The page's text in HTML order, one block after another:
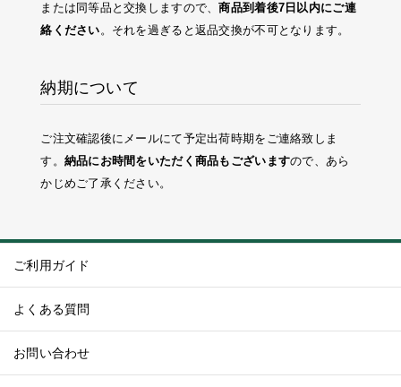
または同等品と交換しますので、商品到着後7日以内にご連
絡ください。それを過ぎると返品交換が不可となります。
納期について
ご注文確認後にメールにて予定出荷時期をご連絡致しま
す。 納品にお時間をいただく商品もございますので、あら
かじめご了承ください。
ご利用ガイド
よくある質問
お問い合わせ